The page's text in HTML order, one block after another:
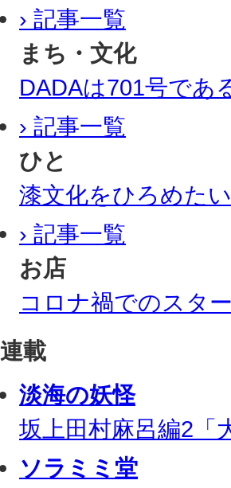
› 記事一覧
まち・文化
DADAは701号であ
› 記事一覧
ひと
漆文化をひろめたい
› 記事一覧
お店
コロナ禍でのスタ
連載
淡海の妖怪
坂上田村麻呂編2「
ソラミミ堂